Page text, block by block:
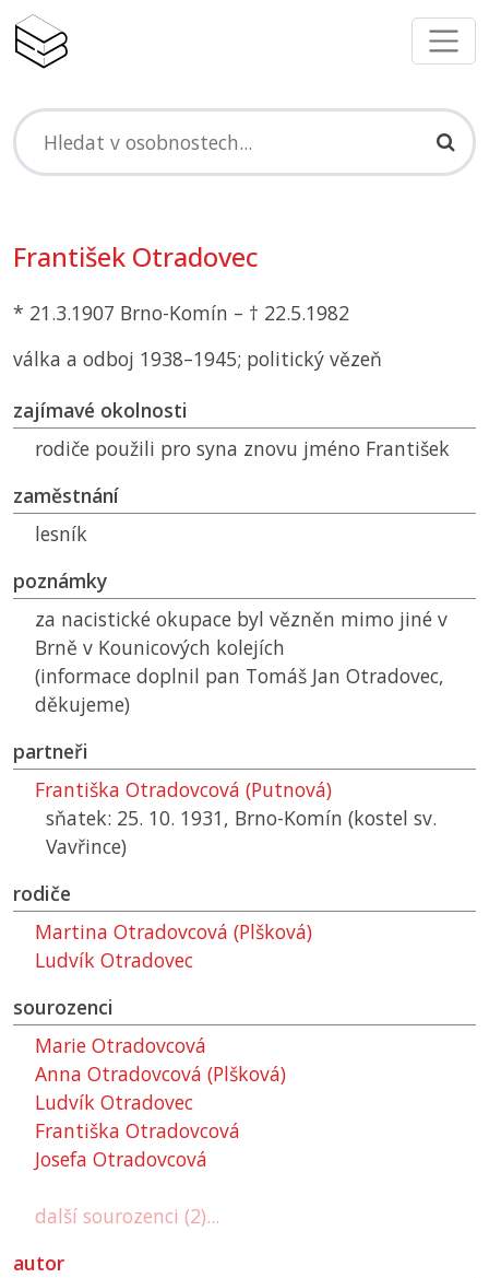
František Otradovec
* 21.3.1907 Brno-Komín – † 22.5.1982
válka a odboj 1938–1945; politický vězeň
zajímavé okolnosti
rodiče použili pro syna znovu jméno František
zaměstnání
lesník
poznámky
za nacistické okupace byl vězněn mimo jiné v
Brně v Kounicových kolejích
(informace doplnil pan Tomáš Jan Otradovec,
děkujeme)
partneři
Františka Otradovcová (Putnová)
sňatek: 25. 10. 1931, Brno-Komín (kostel sv.
Vavřince)
rodiče
Martina Otradovcová (Plšková)
Ludvík Otradovec
sourozenci
Marie Otradovcová
Anna Otradovcová (Plšková)
Ludvík Otradovec
Františka Otradovcová
Josefa Otradovcová
další sourozenci (2)...
autor